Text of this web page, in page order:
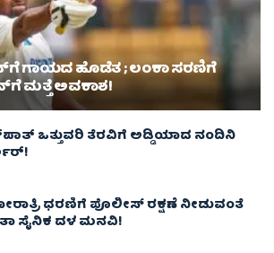
ಗಾಯದ ಹೊಡೆತ ; ಲಂಕಾ ಸರಣಿಗೆ
ಮತ್ತೆ ಅವಕಾಶ!
ಒತ್ತುವರಿ ತೆರವಿಗೆ ಅಡ್ಡಿಯಾದ ನಂದಿನಿ
ಧರಣಿಗೆ ಪೊಲೀಸ್ ರಕ್ಷಣೆ ನೀಡುವಂತೆ
ಸೈನಿಕ ದಳ ಮನವಿ!